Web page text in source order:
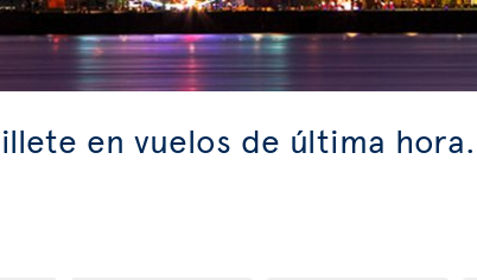
en vuelos de última hora.